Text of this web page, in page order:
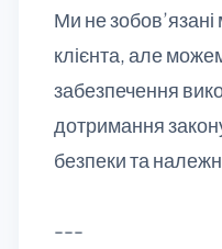
Ми не зобов’язані
клієнта, але
забезпечення
дотримання
безпеки та
---